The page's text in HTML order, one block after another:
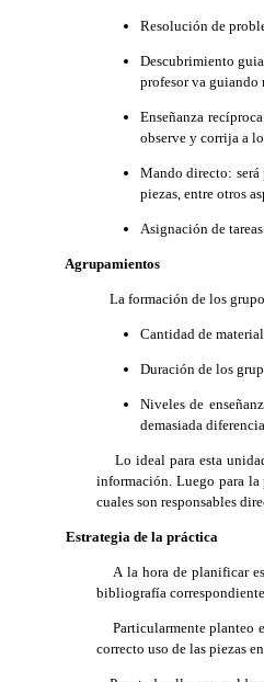
Resolución de
Descubrimiento
profesor va guiando
Enseñanza
observe y corrija a
Mando directo: será
piezas, entre otros
Asignación de
Agrupamientos
La formación de los
Cantidad de
Duración de los
Niveles de
demasiada
Lo ideal para esta
información. Luego para la
cuales son responsables
Estrategia de la práctica
A la hora de planificar
bibliografía
Particularmente planteo
correcto uso de las piezas